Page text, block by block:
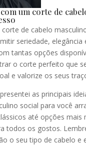
um corte de
de cabelo
seriedade, elegância
tantas opções
o corte perfeito que
e valorize os seus
as principais
social para você
até opções mais
todos os gostos.
o seu tipo de cabelo e